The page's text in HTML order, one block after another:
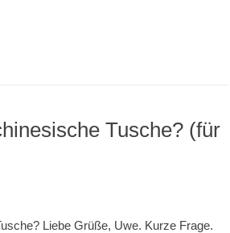
Tusche? (für
Liebe Grüße, Uwe. Kurze Frage.